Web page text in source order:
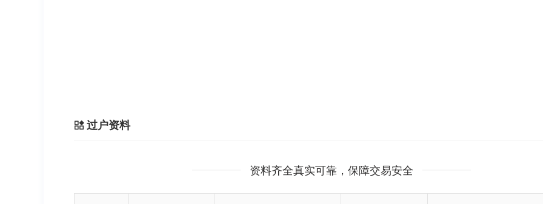
过户资料
资料齐全真实可靠，保障交易安全